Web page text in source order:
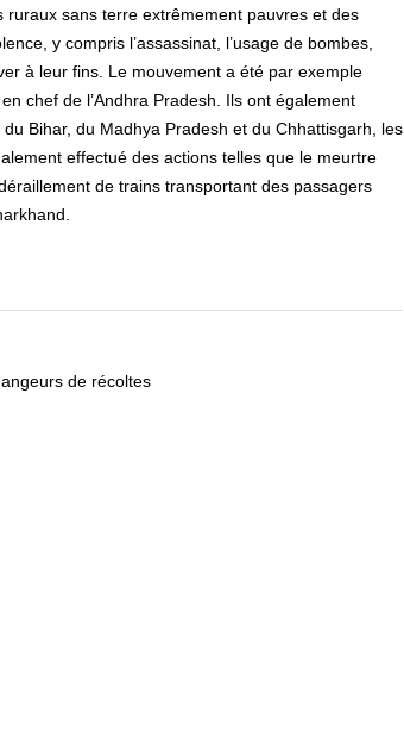
sans terre extrêmement pauvres et des
y compris l’assassinat, l’usage de bombes,
à leur fins. Le mouvement a été par exemple
chef de l’Andhra Pradesh. Ils ont également
Bihar, du Madhya Pradesh et du Chhattisgarh, les
effectué des actions telles que le meurtre
de trains transportant des passagers
de récoltes